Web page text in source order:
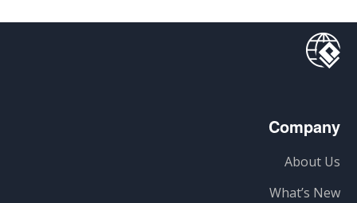
Company
About Us
What’s New